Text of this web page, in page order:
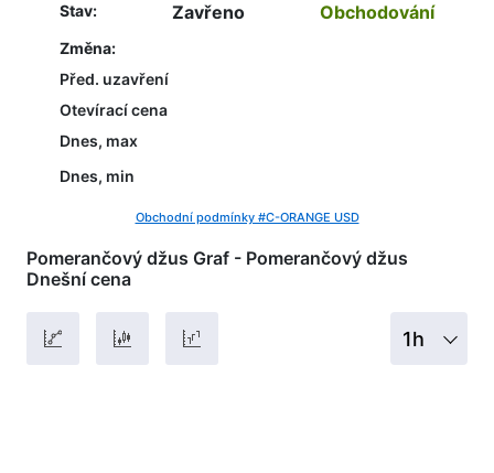
Pomerančový džus Graf - Pomerančový džus
Dnešní cena
1h
Stav: Zavřeno Obchodování
Změna:
Před. uzavření
Otevírací cena
Dnes, max
Dnes, min
Obchodní podmínky #C-ORANGE USD